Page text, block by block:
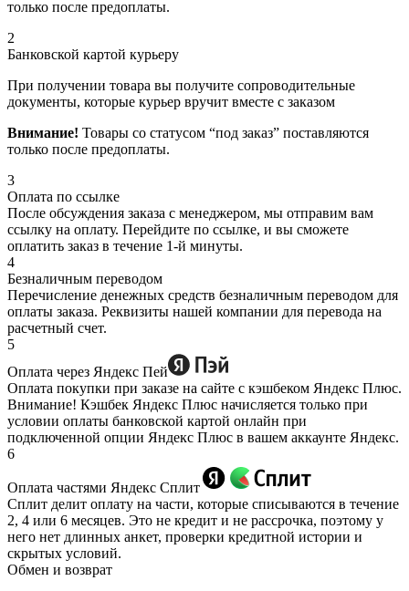
только после предоплаты.
2
Банковской картой курьеру
При получении товара вы получите сопроводительные
документы, которые курьер вручит вместе с заказом
Внимание! Товары со статусом “под заказ” поставляются
только после предоплаты.
3
Оплата по ссылке
После обсуждения заказа с менеджером, мы отправим вам
ссылку на оплату. Перейдите по ссылке, и вы сможете
оплатить заказ в течение 1-й минуты.
4
Безналичным переводом
Перечисление денежных средств безналичным переводом для
оплаты заказа. Реквизиты нашей компании для перевода на
расчетный счет.
5
Оплата через Яндекс Пей
Оплата покупки при заказе на сайте с кэшбеком Яндекс Плюс.
Внимание! Кэшбек Яндекс Плюс начисляется только при
условии оплаты банковской картой онлайн при
подключенной опции Яндекс Плюс в вашем аккаунте Яндекс.
6
Оплата частями Яндекс Сплит
Сплит делит оплату на части, которые списываются в течение
2, 4 или 6 месяцев. Это не кредит и не рассрочка, поэтому у
него нет длинных анкет, проверки кредитной истории и
скрытых условий.
Обмен и возврат